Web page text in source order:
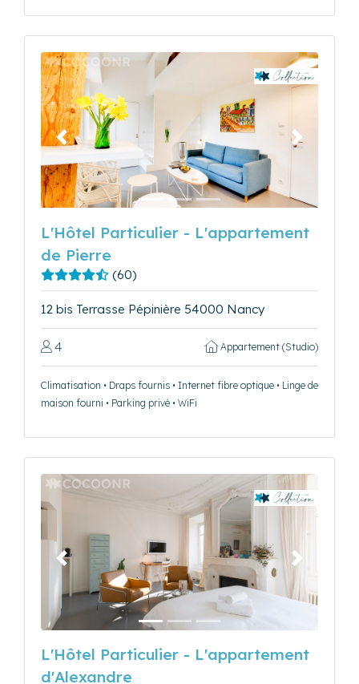
Précédent Suivant
L'Hôtel Particulier - L'appartement
de Pierre
(60)
12 bis Terrasse Pépinière 54000 Nancy
4 Appartement (Studio)
Climatisation • Draps fournis • Internet fibre optique • Linge de
maison fourni • Parking privé • WiFi
Précédent Suivant
L'Hôtel Particulier - L'appartement
d'Alexandre